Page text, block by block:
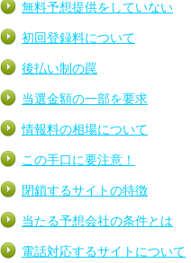
無料予想提供をしていない
初回登録料について
後払い制の罠
当選金額の一部を要求
情報料の相場について
この手口に要注意！
閉鎖するサイトの特徴
当たる予想会社の条件とは
電話対応するサイトについて